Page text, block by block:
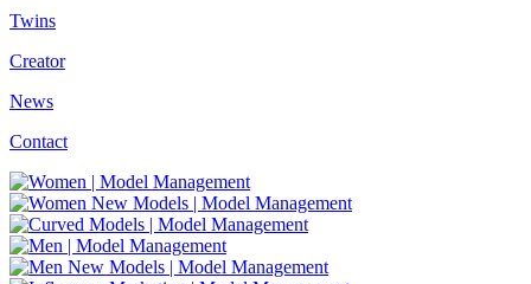
Twins
Creator
News
Contact